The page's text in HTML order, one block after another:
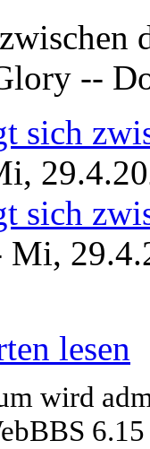
--
sich
sich
Mi,
lesen
wird